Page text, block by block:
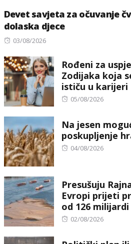
Devet savjeta za očuvanje
dolaska djece
Posted
03/08/2026
Rođeni za
Zodijaka koja
ističu u karijeri
Posted
05/08/2026
Na jesen
poskupljenje
Posted
04/08/2026
Presušuju
Evropi prijeti
od 126
Posted
02/08/2026